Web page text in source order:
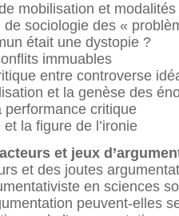
mobilisation et
de sociologie des «
était une dystopie ?
immuables
entre controverse
et la genèse des
performance critique
la figure de l’ironie
et jeux
et des joutes
en sciences
peuvent-elles